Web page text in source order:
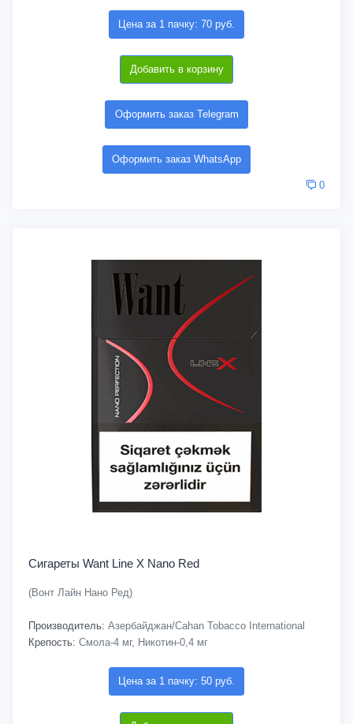
Цена за 1 пачку: 70 руб.
Добавить в корзину
Оформить заказ Telegram
Оформить заказ WhatsApp
0
Сигареты Want Line X Nano Red
(Вонт Лайн Нано Ред)
Производитель: Азербайджан/Cahan Tobacco International
Крепость: Смола-4 мг, Никотин-0,4 мг
Цена за 1 пачку: 50 руб.